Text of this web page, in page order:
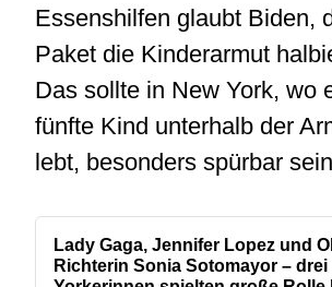
Essenshilfen glaubt Biden,
Paket die Kinderarmut
Das sollte in New York, wo
fünfte Kind unterhalb der
lebt, besonders spürbar
Lady Gaga, Jennifer Lopez und
Richterin Sonia Sotomayor – drei